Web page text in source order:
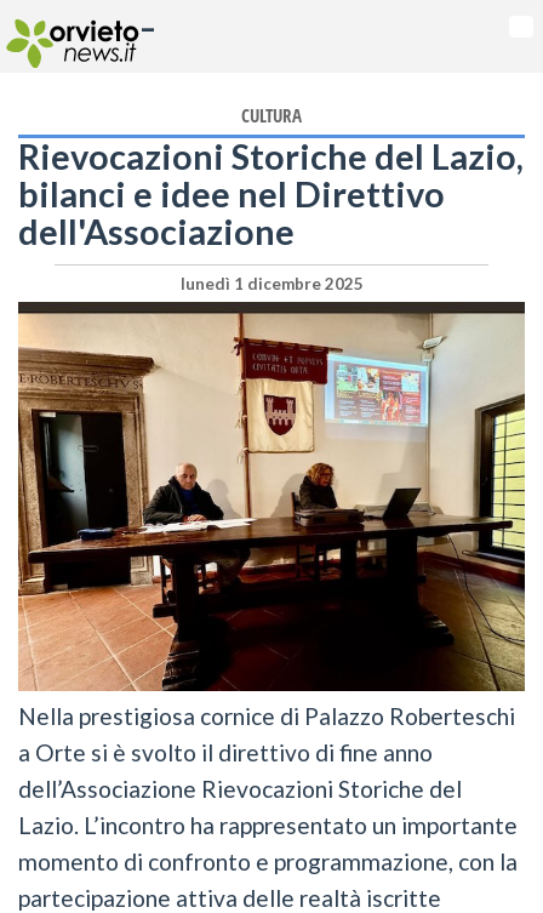
-
CULTURA
Rievocazioni Storiche del Lazio,
bilanci e idee nel Direttivo
dell'Associazione
lunedì 1 dicembre 2025
Nella prestigiosa cornice di Palazzo Roberteschi
a Orte si è svolto il direttivo di fine anno
dell’Associazione Rievocazioni Storiche del
Lazio. L’incontro ha rappresentato un importante
momento di confronto e programmazione, con la
partecipazione attiva delle realtà iscritte